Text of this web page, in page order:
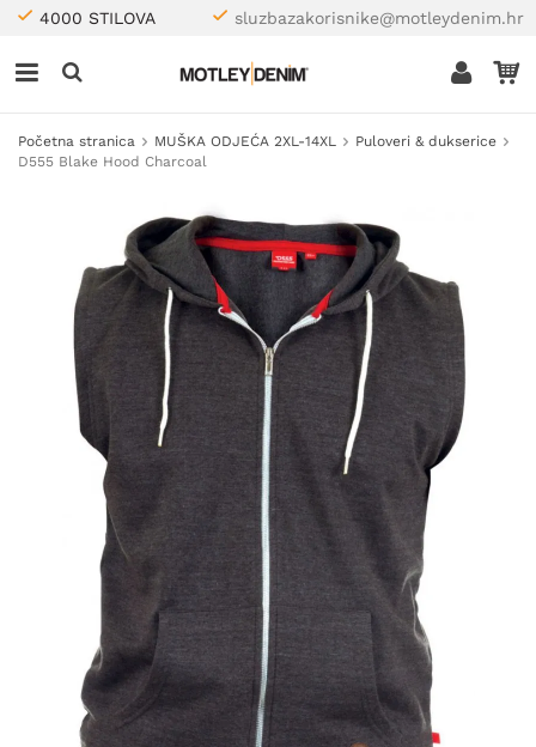
4000 STILOVA sluzbazakorisnike@motleydenim.hr
Početna stranica MUŠKA ODJEĆA 2XL-14XL
Puloveri & dukserice
D555 Blake Hood Charcoal